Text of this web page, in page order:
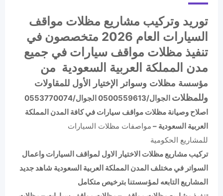
توريد وتركيب مشاريع مظلات مواقف
السيارات العام 2026 متخصصون في
تنفيذ مظلات مواقف سيارات في جميع
مدن المملكة العربية السعودية من
مؤسسة مظلات وسواتر الإختيار الأول للمقاولات
وللمظلات
اصلاح وصيانة مظلات مواقف سيارات في كافة المدن المملكة
العربية السعودية – مواصفات مظلات السيارات
للمشاريع الحكومية
تركيب مشاريع مظلات الاختيار الاول لمواقف السيارات واعمال
السواتر في مختلف المدن المملكة العربية السعودية شاهد جديد
المشاريع التابعه لمؤسستنا بترخيص متكامل